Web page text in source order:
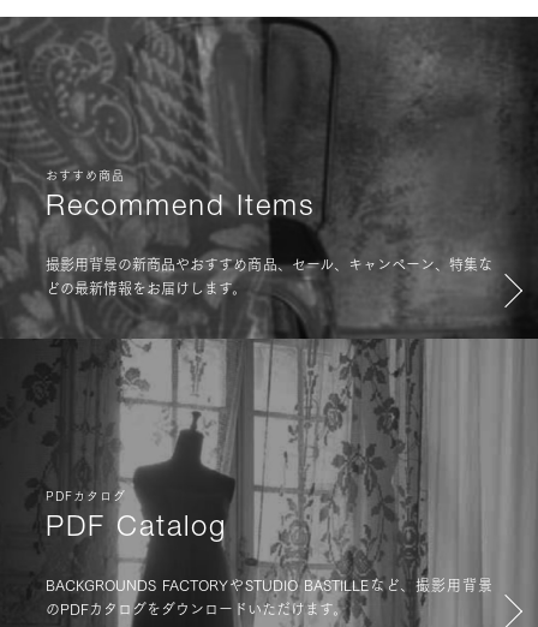
おすすめ商品
Recommend Items
撮影用背景の新商品やおすすめ商品、セール、キャンペーン、特集な
どの最新情報をお届けします。
PDFカタログ
PDF Catalog
BACKGROUNDS FACTORYやSTUDIO BASTILLEなど、撮影用背景
のPDFカタログをダウンロードいただけます。